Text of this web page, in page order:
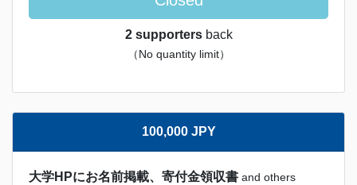
2 supporters back
（No quantity limit）
100,000 JPY
大学HPにお名前掲載、寄付金領収書 and others